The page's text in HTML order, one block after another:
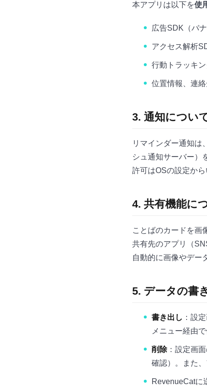
本アプリは以下を使
広告SDK（バ
アクセス解析
行動トラッキ
位置情報、連
3. 通知につい
リマインダー通知は
シュ通知サーバー）
許可はOSの設定から
4. 共有機能に
ことばのカードを画
共有先のアプリ（
自動的に画像やデー
5. データの書
書き出し ：設
メニュー経由
削除：設定画
確認）。また
RevenueCatに